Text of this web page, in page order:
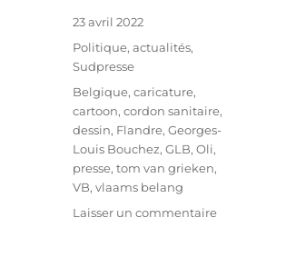
Publié
le
23 avril 2022
Catégories
Politique, actualités,
Sudpresse
Étiquettes
Belgique,caricature,
cartoon,cordon sanitaire,
dessin, Flandre,Georges-
Louis Bouchez,GLB,Oli,
presse,tom van grieken,
VB,vlaams belang
Laisser un commentairesur